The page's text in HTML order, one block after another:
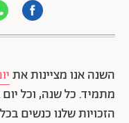
השנה אנו מציינות את
מתמיד. כל שנה, וכל
הזכויות שלנו כנשים